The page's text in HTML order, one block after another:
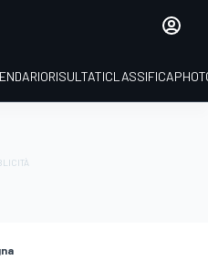
RISULTATICLASSIFICA